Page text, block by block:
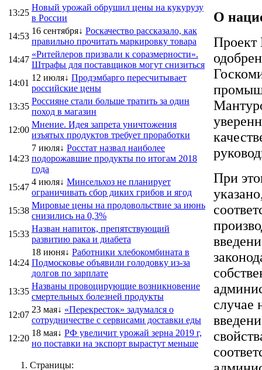
13:25
Новый урожай обрушил цены на кукурузу
в России
14:53
16 сентября↓ Роскачество рассказало, как
правильно прочитать маркировку товара
14:47
«Ритейлеров призвали к соразмерности».
Штрафы для поставщиков могут снизиться
14:01
12 июля↓ Продэмбарго пересчитывает
российские цены
13:35
Россияне стали больше тратить за один
поход в магазин
12:00
Мнение. Идея запрета уничтожения
изъятых продуктов требует проработки
14:23
7 июля↓ Росстат назвал наиболее
подорожавшие продукты по итогам 2018
года
15:47
4 июля↓ Минсельхоз не планирует
ограничивать сбор диких грибов и ягод
15:38
Мировые цены на продовольствие за июнь
снизились на 0,3%
15:33
Назван напиток, препятствующий
развитию рака и диабета
14:24
18 июня↓ Работники хлебокомбината в
Подмосковье объявили голодовку из-за
долгов по зарплате
13:35
Названы провоцирующие возникновение
смертельных болезней продукты
12:07
23 мая↓ «Перекресток» задумался о
сотрудничестве с сервисами доставки еды
12:20
18 мая↓ РФ увеличит урожай зерна 2019 г,
но поставки на экспорт вырастут меньше
Страницы:
О
Проект
При
случае